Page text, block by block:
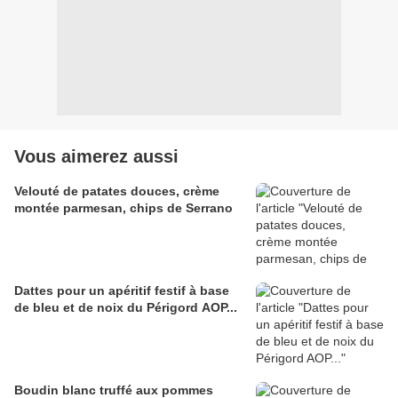
Vous aimerez aussi
Velouté de patates douces, crème
montée parmesan, chips de Serrano
Dattes pour un apéritif festif à base
de bleu et de noix du Périgord AOP...
Boudin blanc truffé aux pommes